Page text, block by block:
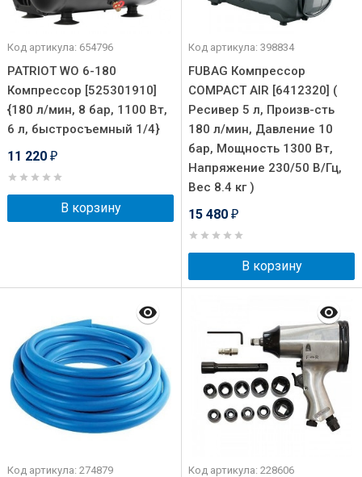
Код артикула: 654796
PATRIOT WO 6-180
Компрессор [525301910]
{180 л/мин, 8 бар, 1100 Вт,
6 л, быстросъемный 1/4}
11 220 ₽
В корзину
Код артикула: 398834
FUBAG Компрессор
COMPACT AIR [6412320] (
Ресивер 5 л, Произв-сть
180 л/мин, Давление 10
бар, Мощность 1300 Вт,
Напряжение 230/50 В/Гц,
Вес 8.4 кг )
15 480 ₽
В корзину
Код артикула: 274879 Код артикула: 228606